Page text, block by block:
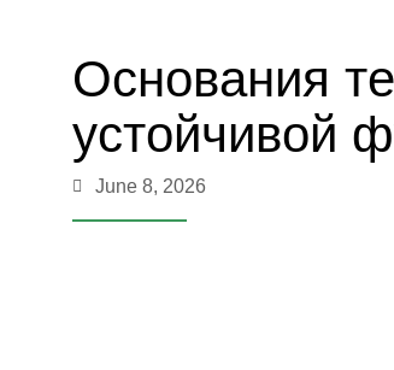
Основания
устойчивой
June 8, 2026